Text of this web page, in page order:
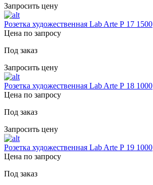
Запросить цену
Розетка художественная Lab Arte Р 17 1500
Цена по запросу
Под заказ
Запросить цену
Розетка художественная Lab Arte Р 18 1000
Цена по запросу
Под заказ
Запросить цену
Розетка художественная Lab Arte Р 19 1000
Цена по запросу
Под заказ